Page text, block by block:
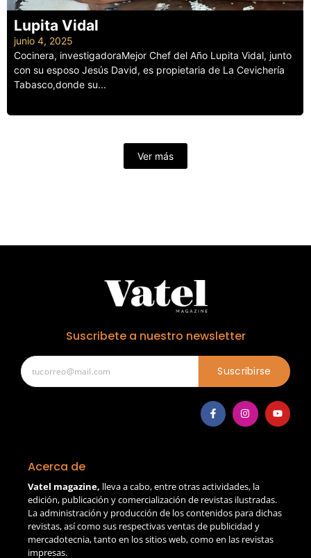
Lupita Vidal
junio 4, 2025
Cocinera, investigadoraMejor Chef del Año Lupita Vidal, junto
con su esposo Jesús David, es propietaria de La Cevichería
Tabasco,donde su...
Ver más
Suscribete a nuestro newsletter
Suscribirse
Acerca de
Vatel magazine, lleva a cabo, entre otras actividades, la
edición, publicación y comercialización de revistas ilustradas.
La administración y producción de los contenidos para dichas
revistas, así como sus respectivas ventas de publicidad y
mercadotecnia, tanto en los sitios web, como en las revistas
impresas.